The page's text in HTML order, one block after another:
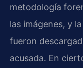
metodología
las imágenes, y
fueron
acusada. En